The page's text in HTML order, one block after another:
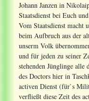
Johann Janzen in
Staatsdienst bei Euch
Vom Staatsdienst macht
beim Aufbruch aus der
unserm Volk
und für jeden zu seiner
stehenden Jünglinge
des Doctors hier in
activen Dienst (für`s
verfließt diese Zeit des